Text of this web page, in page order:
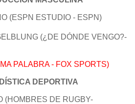
(ESPN ESTUDIO - ESPN)
(¿DE DÓNDE VENGO?-
PALABRA - FOX SPORTS)
DEPORTIVA
(HOMBRES DE RUGBY-